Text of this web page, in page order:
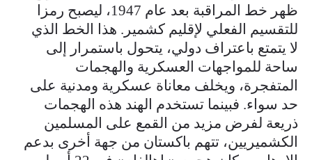
ظهر خط المراقبة بعد عام 1947، ليصبح رمزا
للتقسيم الفعلي لإقليم كشمير. هذا الخط الذي
لا يتمتع باعتراف دولي، يتحول باستمرار إلى
ساحة للمواجهات العسكرية والهجمات
المتفجرة، ويخلف معاناة عسكرية ومدنية على
حد سواء. فبينما تستخدم الهند هذه الهجمات
ذريعة لفرض مزيد من القمع على المسلمين
الكشميريين، تتهم باكستان من جهة أخرى بدعم